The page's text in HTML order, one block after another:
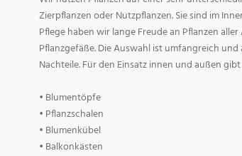
Zierpflanzen oder Nutzpflanzen. Sie sind im
Pflege haben wir lange Freude an Pflanzen
Pflanzgefäße. Die Auswahl ist umfangreich
Nachteile. Für den Einsatz innen und außen
• Blumentöpfe
• Pflanzschalen
• Blumenkübel
• Balkonkästen